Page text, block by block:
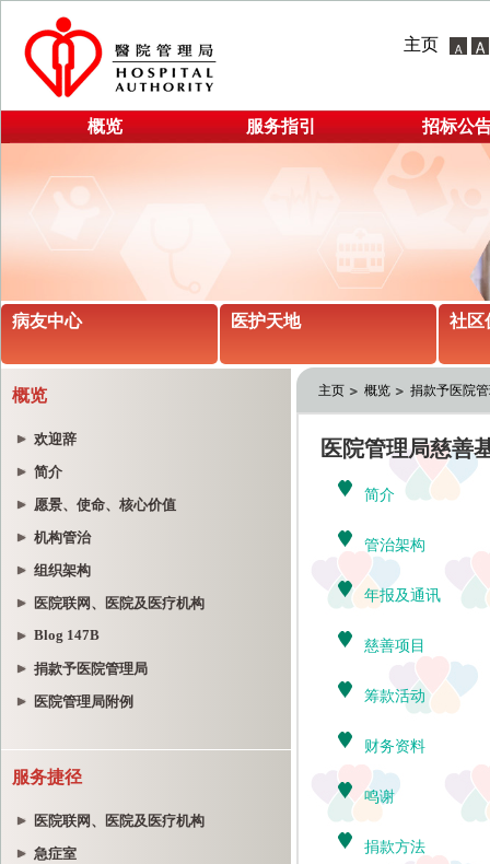
主页
概览 服务指引 招标公
病友中心 医护天地 社区
概览
欢迎辞
简介
愿景、使命、核心价值
机构管治
组织架构
医院联网、医院及医疗机构
Blog 147B
捐款予医院管理局
医院管理局附例
服务捷径
医院联网、医院及医疗机构
急症室
主页 概览 捐款予医院